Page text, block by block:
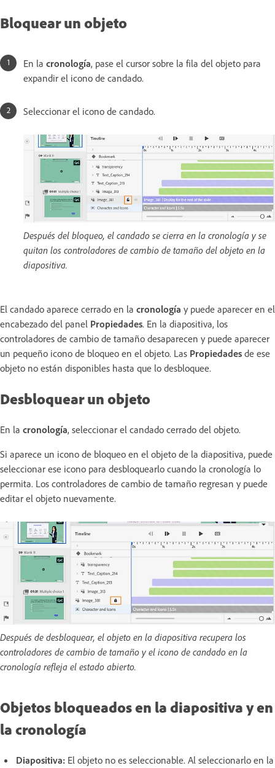
Bloquear un objeto
En la cronología, pase el cursor sobre la fila del objeto para
expandir el icono de candado.
Seleccionar el icono de candado.
Después del bloqueo, el candado se cierra en la cronología y se
quitan los controladores de cambio de tamaño del objeto en la
diapositiva.
El candado aparece cerrado en la cronología y puede aparecer en el
encabezado del panel Propiedades. En la diapositiva, los
controladores de cambio de tamaño desaparecen y puede aparecer
un pequeño icono de bloqueo en el objeto. Las Propiedades de ese
objeto no están disponibles hasta que lo desbloquee.
Desbloquear un objeto
En la cronología, seleccionar el candado cerrado del objeto.
Si aparece un icono de bloqueo en el objeto de la diapositiva, puede
seleccionar ese icono para desbloquearlo cuando la cronología lo
permita. Los controladores de cambio de tamaño regresan y puede
editar el objeto nuevamente.
Después de desbloquear, el objeto en la diapositiva recupera los
controladores de cambio de tamaño y el icono de candado en la
cronología refleja el estado abierto.
Objetos bloqueados en la diapositiva y en
la cronología
Diapositiva: El objeto no es seleccionable. Al seleccionarlo en la